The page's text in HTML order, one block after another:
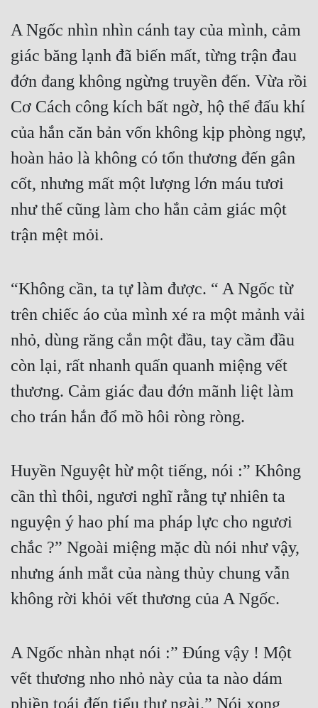
A Ngốc nhìn nhìn cánh tay của mình, cảm
giác băng lạnh đã biến mất, từng trận đau
đớn đang không ngừng truyền đến. Vừa rồi
Cơ Cách công kích bất ngờ, hộ thể đấu khí
của hắn căn bản vốn không kịp phòng ngự,
hoàn hảo là không có tổn thương đến gân
cốt, nhưng mất một lượng lớn máu tươi
như thế cũng làm cho hắn cảm giác một
trận mệt mỏi.
“Không cần, ta tự làm được. “ A Ngốc từ
trên chiếc áo của mình xé ra một mảnh vải
nhỏ, dùng răng cắn một đầu, tay cầm đầu
còn lại, rất nhanh quấn quanh miệng vết
thương. Cảm giác đau đớn mãnh liệt làm
cho trán hắn đổ mồ hôi ròng ròng.
Huyền Nguyệt hừ một tiếng, nói :” Không
cần thì thôi, ngươi nghĩ rằng tự nhiên ta
nguyện ý hao phí ma pháp lực cho ngươi
chắc ?” Ngoài miệng mặc dù nói như vậy,
nhưng ánh mắt của nàng thủy chung vẫn
không rời khỏi vết thương của A Ngốc.
A Ngốc nhàn nhạt nói :” Đúng vậy ! Một
vết thương nho nhỏ này của ta nào dám
phiền toái đến tiểu thư ngài.” Nói xong,